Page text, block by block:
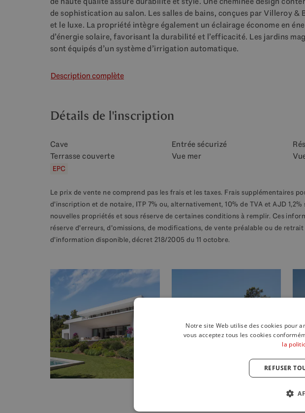
de sophistication au salon. Les salles de bains, conçues par Villeroy &
et le luxe. La propriété intègre également un éclairage économe en
d’énergie solaire, favorisant la durabilité et l’efficacité. Les jardins
sont équipés d’un système d’irrigation automatique.
Description complète
Détails de l'inscription
Cave Entrée sécurizé
Terrasse couverte
Vue mer
EPC
Le prix de vente ne comprend pas les frais et les taxes. Frais supplémentaires
d'inscription et de notaire, ITP 7% ou, alternativement, 10% de TVA et AJD
nouvelles propriétés et sous réserve de certaines conditions à remplir. Ces
réserve d'erreurs, d'omissions, de modifications, de vente préalable ou de
d'information disponible, décret 218/2005 du 11 octobre.
Notre site Web utilise des cookies pour
vous acceptez tous les cookies
la
REFUSER